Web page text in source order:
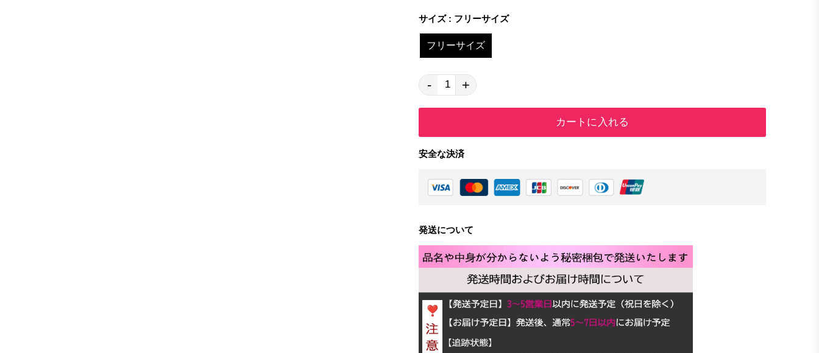
サイズ : フリーサイズ
フリーサイズ
- +
カートに入れる
安全な決済
発送について